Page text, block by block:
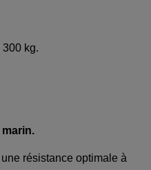
300 kg.
résistance optimale à